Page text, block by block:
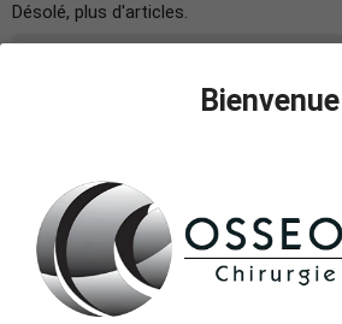
Désolé, plus d'articles.
DESCRIPTION
Position de la manche H6
Ne peut être utilisé qu'avec la
Bienvenue